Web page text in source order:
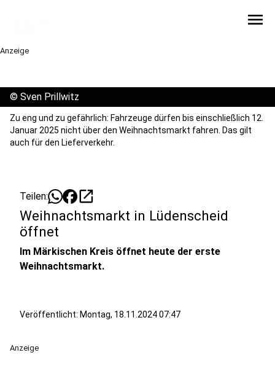
menu
Anzeige
© Sven Prillwitz
Zu eng und zu gefährlich: Fahrzeuge dürfen bis einschließlich 12.
Januar 2025 nicht über den Weihnachtsmarkt fahren. Das gilt
auch für den Lieferverkehr.
Teilen: open_in_new
Weihnachtsmarkt in Lüdenscheid
öffnet
Im Märkischen Kreis öffnet heute der erste
Weihnachtsmarkt.
Veröffentlicht: Montag, 18.11.2024 07:47
Anzeige